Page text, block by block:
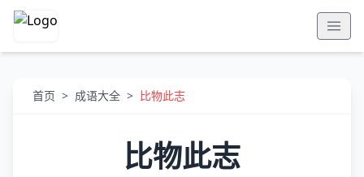
首页 > 成语大全 > 比物此志
比物此志